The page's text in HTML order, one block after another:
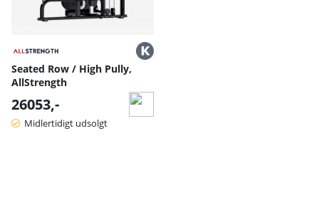
Seated Row / High Pully,
AllStrength
26053,-
Midlertidigt udsolgt